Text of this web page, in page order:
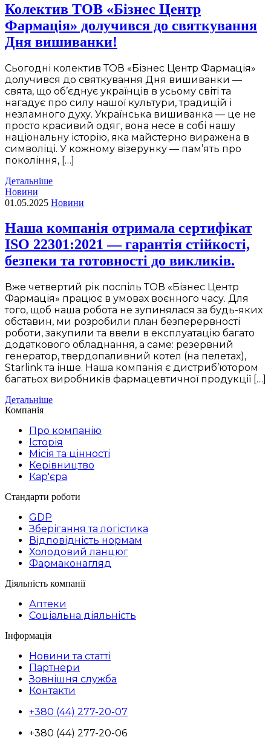
Колектив ТОВ «Бізнес Центр
Фармація» долучився до святкування
Дня вишиванки!
Сьогодні колектив ТОВ «Бізнес Центр Фармація»
долучився до святкування Дня вишиванки —
свята, що об’єднує українців в усьому світі та
нагадує про силу нашої культури, традицій і
незламного духу. Українська вишиванка — це не
просто красивий одяг, вона несе в собі нашу
національну історію, яка майстерно виражена в
символіці. У кожному візерунку — пам’ять про
покоління, […]
Детальніше
Новини
01.05.2025 Новини
Наша компанія отримала сертифікат
ISO 22301:2021 — гарантія стійкості,
безпеки та готовності до викликів.
Вже четвертий рік поспіль ТОВ «Бізнес Центр
Фармація» працює в умовах воєнного часу. Для
того, щоб наша робота не зупинялася за будь-яких
обставин, ми розробили план безперервності
роботи, закупили та ввели в експлуатацію багато
додаткового обладнання, а саме: резервний
генератор, твердопаливний котел (на пелетах),
Starlink та інше. Наша компанія є дистриб’ютором
багатьох виробників фармацевтичної продукції […]
Детальніше
Компанія
Про компанію
Історія
Місія та цінності
Керівництво
Кар'єра
Стандарти роботи
GDP
Зберігання та логістика
Відповідність нормам
Холодовий ланцюг
Фармаконагляд
Діяльність компанії
Аптеки
Соціальна діяльність
Інформація
Новини та статті
Партнери
Зовнішня служба
Контакти
+380 (44) 277-20-07
+380 (44) 277-20-06